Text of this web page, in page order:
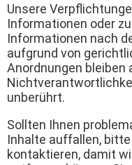
Unsere
Informationen oder
Informationen nach
aufgrund von
Anordnungen bleiben
unberührt.
Sollten Ihnen
Inhalte auffallen,
kontaktieren, damit